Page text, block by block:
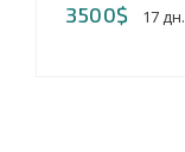
3500$
17 дн.